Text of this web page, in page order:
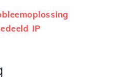
IP